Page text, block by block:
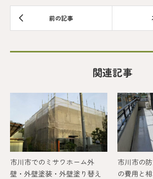
関連記事
市川市でのミサワホーム外
壁・外壁塗装・外壁塗り替え
市川市の
の費用と